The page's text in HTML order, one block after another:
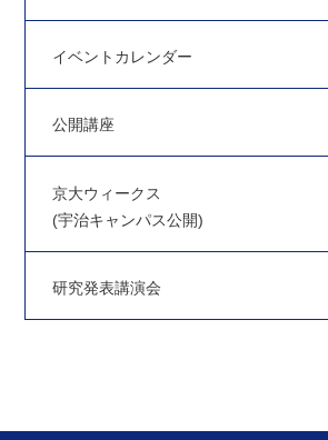
イベントカレンダー
公開講座
京大ウィークス
(宇治キャンパス公開)
研究発表講演会